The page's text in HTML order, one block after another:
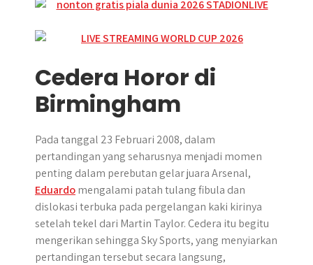
Cedera Horor di
Birmingham
Pada tanggal 23 Februari 2008, dalam
pertandingan yang seharusnya menjadi momen
penting dalam perebutan gelar juara Arsenal,
Eduardomengalami patah tulang fibula dan
dislokasi terbuka pada pergelangan kaki kirinya
setelah tekel dari Martin Taylor. Cedera itu begitu
mengerikan sehingga Sky Sports, yang menyiarkan
pertandingan tersebut secara langsung,